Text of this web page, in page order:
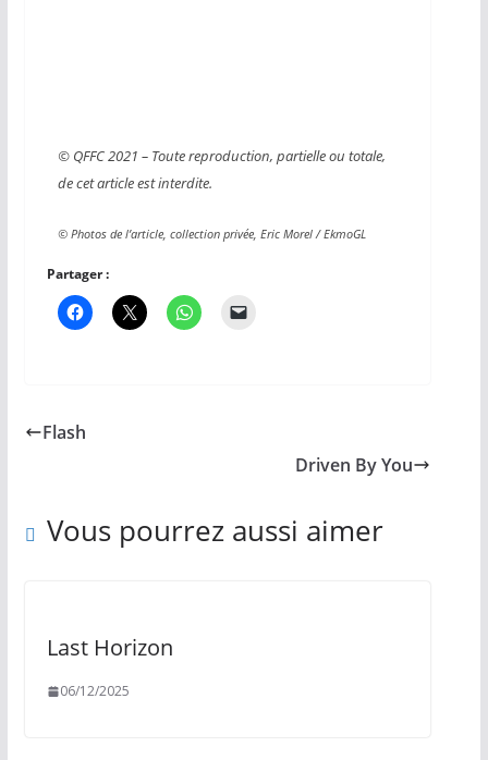
© QFFC 2021 – Toute reproduction, partielle ou totale,
de cet article est interdite.
© Photos de l’article, collection privée, Eric Morel / EkmoGL
Partager :
Flash
Driven By You
Vous pourrez aussi aimer
Last Horizon
06/12/2025